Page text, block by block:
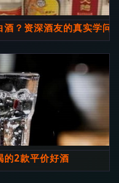
？资深酒友的真实学问
的2款平价好酒